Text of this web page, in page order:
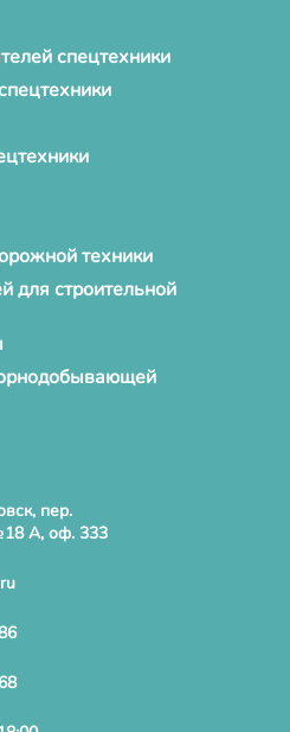
спецтехники
техники
для строительной
пер.
А, оф. 333